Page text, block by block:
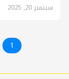
سبتمبر 20, 2025
1